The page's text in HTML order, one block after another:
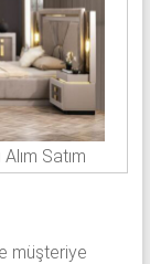
Satım
müşteriye